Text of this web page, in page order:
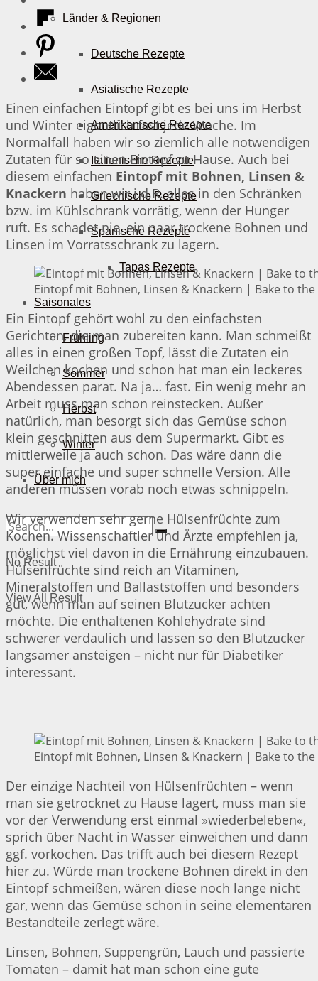
Länder & Regionen
Deutsche Rezepte
Asiatische Rezepte
Amerikanische Rezepte
Italienische Rezepte
Griechische Rezepte
Spanische Rezepte
Tapas Rezepte
Saisonales
Frühling
Sommer
Herbst
Winter
Über mich
No Result
View All Result
Einen einfachen Eintopf gibt es bei uns im Herbst
und Winter eigentlich fast jede Woche. Im
Normalfall haben wir so ziemlich alle notwendigen
Zutaten für so einen Eintopf zu Hause. Auch bei
diesem einfachen Eintopf mit Bohnen, Linsen &
Knackern haben wir i.d.R. alles in den Schränken
bzw. im Kühlschrank vorrätig, wenn der Hunger
ruft. Es schadet nie, ein paar trockene Bohnen und
Linsen im Vorratsschrank zu lagern.
Eintopf mit Bohnen, Linsen & Knackern | Bake to
Ein Eintopf gehört wohl zu den einfachsten
Gerichten, die man zubereiten kann. Man schmeißt
alles in einen großen Topf, lässt die Zutaten ein
Weilchen kochen und schon hat man ein leckeres
Abendessen parat. Na ja… fast. Ein wenig mehr an
Arbeit muss man schon reinstecken. Außer
natürlich, man besorgt sich das Gemüse schon
klein geschnitten aus dem Supermarkt. Gibt es
mittlerweile ja auch schon. Das wäre dann die
super einfache und super schnelle Version. Alle
anderen müssen vorab noch etwas schnippeln.
Wir verwenden sehr gerne Hülsenfrüchte zum
Kochen. Wissenschaftler und Ärzte empfehlen ja,
möglichst viel davon in die Ernährung einzubauen.
Hülsenfrüchte sind reich an Vitaminen,
Mineralstoffen und Ballaststoffen und besonders
gut, wenn man auf seinen Blutzucker achten
möchte. Die enthaltenen Kohlehydrate sind
schwerer verdaulich und lassen so den Blutzucker
langsamer ansteigen – nicht nur für Diabetiker
interessant.
Eintopf mit Bohnen, Linsen & Knackern | Bake to
Der einzige Nachteil von Hülsenfrüchten – wenn
man sie getrocknet zu Hause lagert, muss man sie
vor der Verwendung erst einmal »wiederbeleben«,
sprich über Nacht in Wasser einweichen und dann
ggf. vorkochen. Das trifft auch bei diesem Rezept
hier zu. Würde man trockene Bohnen direkt in den
Eintopf schmeißen, wären diese noch lange nicht
gar, wenn das Gemüse schon in seine elementaren
Bestandteile zerlegt wäre.
Linsen, Bohnen, Suppengrün, Lauch und passierte
Tomaten – damit hat man schon eine gute